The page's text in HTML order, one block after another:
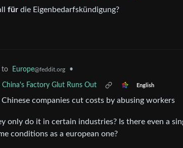
für die Eigenbedarfskündigung?
to Europe@feddit.org •
Factory Glut Runs Out English
companies cut costs by abusing workers
only do it in certain industries? Is there even a
conditions as a european one?